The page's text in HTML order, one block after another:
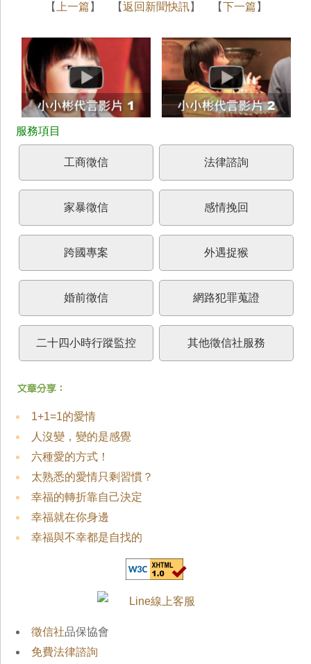
【 上一篇 】 【返回新聞快訊】 【下一篇 】
工商徵信 法律諮詢
家暴徵信 感情挽回
跨國專案 外遇捉猴
婚前徵信 網路犯罪蒐證
二十四小時行蹤監控 其他徵信社服務
1+1=1的愛情
人沒變，變的是感覺
六種愛的方式！
太熟悉的愛情只剩習慣？
幸福的轉折靠自己決定
幸福就在你身邊
幸福與不幸都是自找的
徵信社品保協會
免費法律諮詢